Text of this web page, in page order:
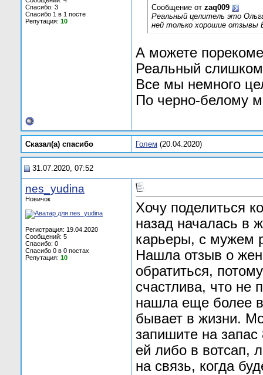
Спасибо: 3
Спасибо 1 в 1 посте
Репутация: 10
Сообщение от zaq009
Реальный целитель это
ней только хорошие отзывы
А можете
Реальный
Все мы немного
По черно-белому
Сказал(а) cпасибо Голем (20.04.2020)
31.07.2020, 07:52
nes_yudina
Новичок
Регистрация: 19.04.2020
Сообщений: 5
Спасибо: 0
Спасибо 0 в 0 постах
Репутация: 10
Хочу поделиться
назад началась в
карьеры, с мужем
Нашла отзыв о
обратиться,
счастлива, что не
нашла еще более
бывает в жизни.
запишите на
ей либо в вотсап,
на связь, когда